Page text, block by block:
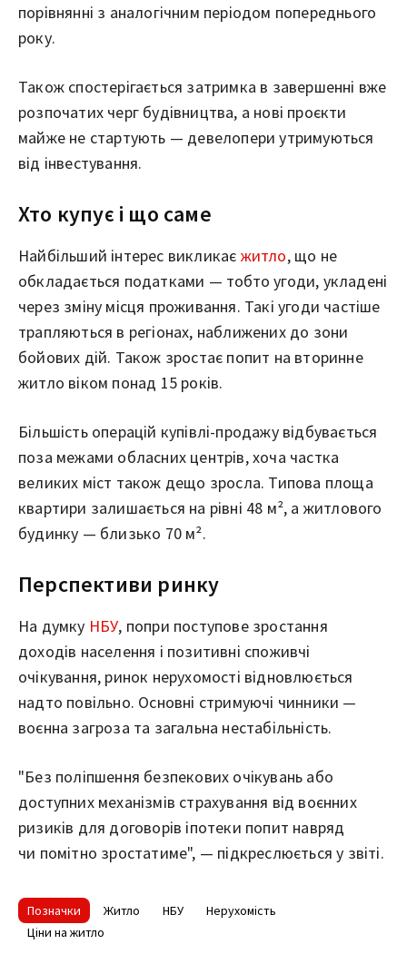
порівнянні з аналогічним періодом попереднього
року.
Також спостерігається затримка в завершенні вже
розпочатих черг будівництва, а нові проєкти
майже не стартують — девелопери утримуються
від інвестування.
Хто купує і що саме
Найбільший інтерес викликає житло, що не
обкладається податками — тобто угоди, укладені
через зміну місця проживання. Такі угоди частіше
трапляються в регіонах, наближених до зони
бойових дій. Також зростає попит на вторинне
житло віком понад 15 років.
Більшість операцій купівлі-продажу відбувається
поза межами обласних центрів, хоча частка
великих міст також дещо зросла. Типова площа
квартири залишається на рівні 48 м², а житлового
будинку — близько 70 м².
Перспективи ринку
На думку НБУ, попри поступове зростання
доходів населення і позитивні споживчі
очікування, ринок нерухомості відновлюється
надто повільно. Основні стримуючі чинники —
воєнна загроза та загальна нестабільність.
"Без поліпшення безпекових очікувань або
доступних механізмів страхування від воєнних
ризиків для договорів іпотеки попит навряд
чи помітно зростатиме", — підкреслюється у звіті.
Позначки Житло НБУ
Нерухомість
Ціни на житло